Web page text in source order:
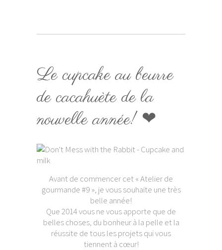
Le cupcake au beurre
de cacahuète de la
nouvelle année! ❤
Avant de commencer cet « Atelier de
gourmande #9 », je vous souhaite une très
belle année!
Que 2014 vous ne vous apporte que de
belles choses, du bonheur à la pelle et la
réussite de tous les projets qui vous
tiennent à cœur!